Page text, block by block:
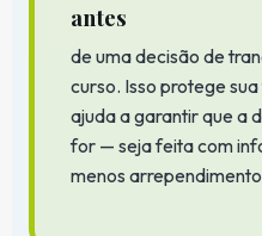
antes
de uma decisão de
curso. Isso protege
ajuda a garantir que a
for — seja feita com
menos